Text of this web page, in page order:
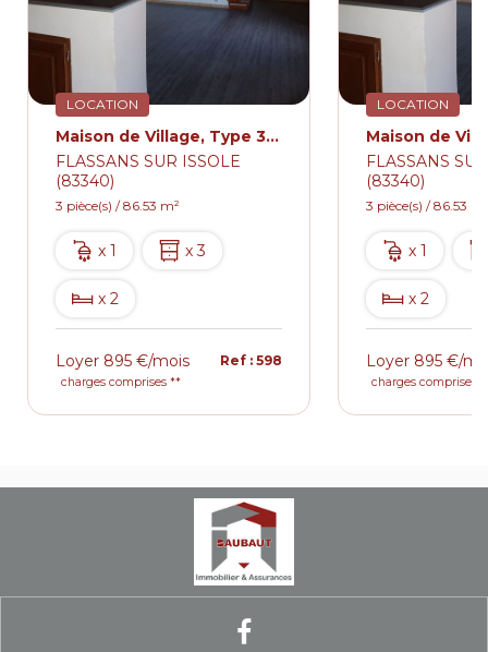
LOCATION
Maison de Village, Type 3, 86.53m² Flassans Sur Issole avec Terrasse
FLASSANS SUR ISSOLE
(83340)
3 pièce(s) / 86.53 m²
x 1 x 3
x 2
Loyer 895 €/mois
charges comprises **
Ref : 598
LOCATION
FLASSANS
(83340)
3 pièce(s) / 86.53
x 1
x 2
Loyer 895 €/
charges comprises